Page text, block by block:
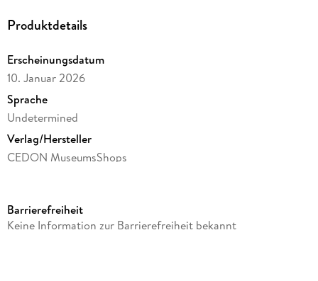
Produktdetails
Erscheinungsdatum
10. Januar 2026
Sprache
Undetermined
Verlag/Hersteller
CEDON MuseumsShops
Gewicht
Barrierefreiheit
Keine Information zur Barrierefreiheit bekannt